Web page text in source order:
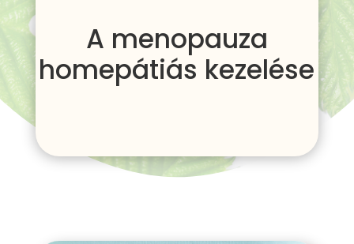
A menopauza
homepátiás kezelése